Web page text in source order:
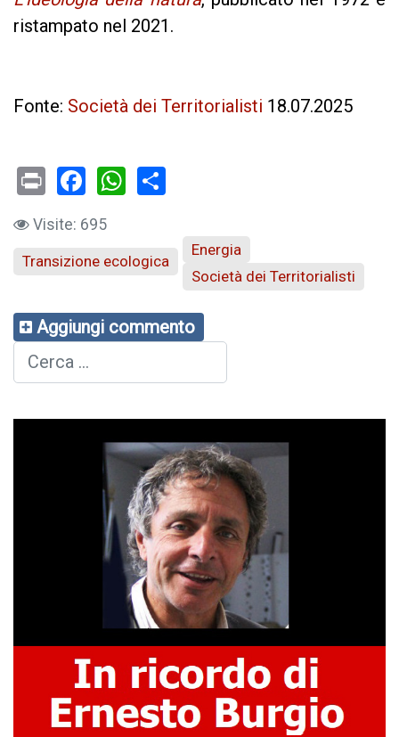
ristampato nel 2021.
Fonte: Società dei Territorialisti 18.07.2025
PrintFacebook
WhatsApp
Visite: 695
Transizione ecologica
Energia
Società dei Territorialisti
Aggiungi commento
Cerca